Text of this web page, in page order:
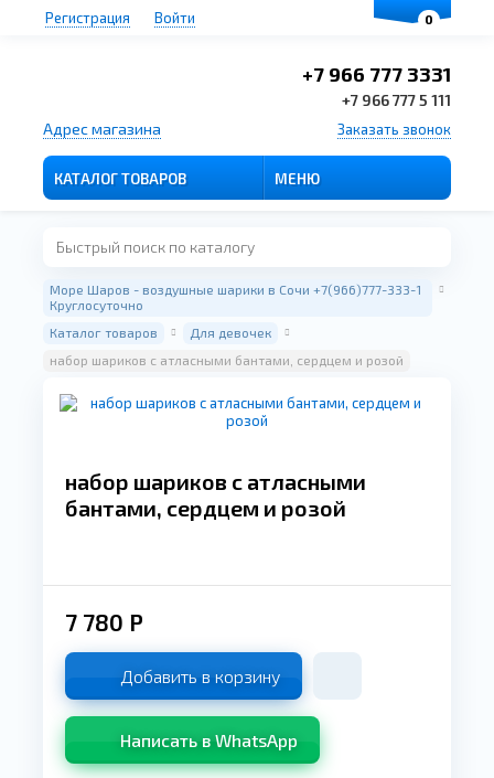
+7 966 777 3331
+7 966 777 5 111
Заказать звонок
Адрес магазина
Регистрация Войти
КАТАЛОГ ТОВАРОВ МЕНЮ
Море Шаров - воздушные шарики в Сочи +7(966)777-333-1
Круглосуточно
Каталог товаров
Для девочек
набор шариков с атласными бантами, сердцем и розой
набор шариков с атласными
бантами, сердцем и розой
7 780 Р
Добавить в корзину
Написать в WhatsApp
0